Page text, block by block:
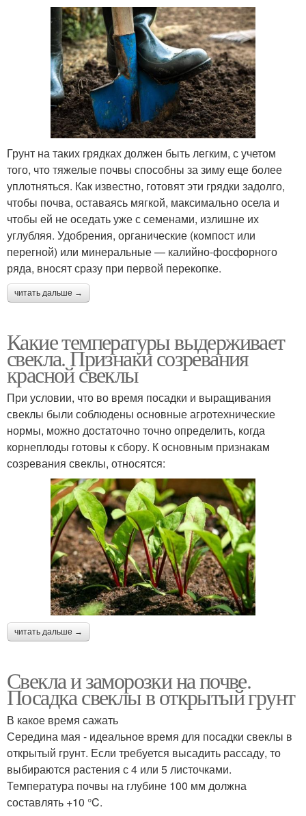
Грунт на таких грядках должен быть легким, с учетом
того, что тяжелые почвы способны за зиму еще более
уплотняться. Как известно, готовят эти грядки задолго,
чтобы почва, оставаясь мягкой, максимально осела и
чтобы ей не оседать уже с семенами, излишне их
углубляя. Удобрения, органические (компост или
перегной) или минеральные — калийно-фосфорного
ряда, вносят сразу при первой перекопке.
читать дальше →
Какие температуры выдерживает
свекла. Признаки созревания
красной свеклы
При условии, что во время посадки и выращивания
свеклы были соблюдены основные агротехнические
нормы, можно достаточно точно определить, когда
корнеплоды готовы к сбору. К основным признакам
созревания свеклы, относятся:
читать дальше →
Свекла и заморозки на почве.
Посадка свеклы в открытый грунт
В какое время сажать
Середина мая - идеальное время для посадки свеклы в
открытый грунт. Если требуется высадить рассаду, то
выбираются растения с 4 или 5 листочками.
Температура почвы на глубине 100 мм должна
составлять +10 °C.